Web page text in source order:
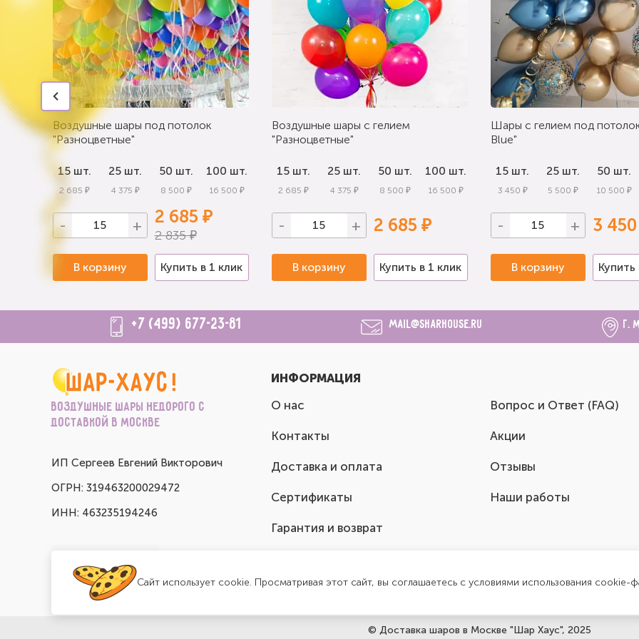
Воздушные шары под потолок
"Разноцветные"
15 шт.
2 685 ₽
25 шт.
4 375 ₽
50 шт.
8 500 ₽
100 шт.
16 500 ₽
- + 2 685 ₽
2 835 ₽
В корзину Купить в 1 клик
Воздушные шары с гелием
"Разноцветные"
15 шт.
2 685 ₽
25 шт.
4 375 ₽
50 шт.
8 500 ₽
100 шт.
16 500 ₽
- + 2 685 ₽
В корзину Купить в 1 клик
Шары с гелием под
Blue"
15 шт.
3 450 ₽
25 шт.
5 500 ₽
50 шт.
10 500 ₽
- + 3
В корзину Купить
+7 (499) 677-23-81 mail@sharhouse.ru г.
Воздушные шары недорого с
доставкой в Москве
ИП Сергеев Евгений Викторович
ОГРН: 319463200029472
ИНН: 463235194246
ИНФОРМАЦИЯ
О нас
Контакты
Доставка и оплата
Сертификаты
Гарантия и возврат
Вопрос и Ответ (FAQ)
Акции
Отзывы
Наши работы
© Доставка шаров в Москве "Шар Хаус", 2025
Сайт использует cookie. Просматривая этот сайт, вы соглашаетесь с условиями использования cookie-